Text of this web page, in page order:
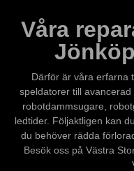
Våra
Därför är våra erfarna
speldatorer till
robotdammsugare,
ledtider. Följaktligen kan
du behöver rädda
Besök oss på Västra